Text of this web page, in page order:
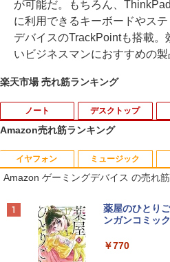
が可能だ。もちろん、
に利用できるキーボードやス
デバイスのTrackPointも搭載。
いビジネスマンにおすすめの製
楽天市場 売れ筋ランキング
ノート
1
【ノートPC
保証】通常
が3ヶ月に
ノートパソ
デスクトップ
1
中古パソコ
Windows11 |
第8世代 |
チ | 無線
1
NEC
チワイド 白
HD）TN 白
対応 スイッ
1
宇宙兄弟（
]
￥1,131
Amazon売れ筋ランキング
イヤフォン
Anker
ミュージック
BRUCE
[Explicit]
￥250
【
ET ラベルレス
￥1,112
Amazon ゲーミングデバイス の売れ
薬屋のひとり
ンガンコミッ
￥770